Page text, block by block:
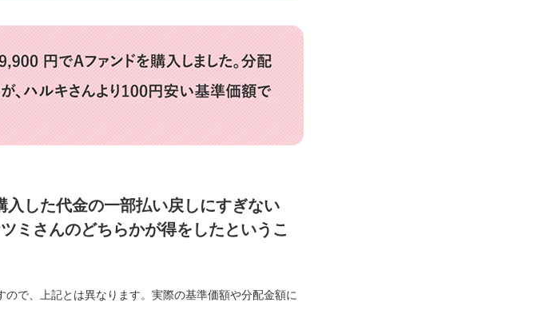
した代金の一部払い戻しにすぎない
ミさんのどちらかが得をしたというこ
で、上記とは異なります。実際の基準価額や分配金額に